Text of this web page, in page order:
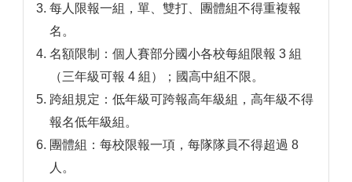
每人限報一組，單、雙打、團體組不得重複報
名。
名額限制：個人賽部分國小各校每組限報 3 組
（三年級可報 4 組）；國高中組不限。
跨組規定：低年級可跨報高年級組，高年級不得
報名低年級組。
團體組：每校限報一項，每隊隊員不得超過 8
人。